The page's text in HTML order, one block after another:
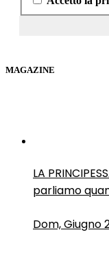
MAGAZINE
LA
parliamo
Dom, Giugno